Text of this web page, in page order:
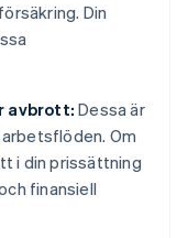
Din
avbrott:Dessa är
Om
i din prissättning
finansiell